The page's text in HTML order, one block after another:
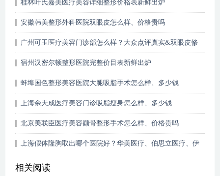
桂林叶氏嘉美医疗美容详细整形价格表新鲜出炉
安徽韩美整形外科医院双眼皮怎么样、价格贵吗
广州可玉医疗美容门诊部怎么样？大众点评真实&双眼皮修
宿州汉密尔顿整形医院完整价目表新鲜出炉
蚌埠国色整形美容医院大腿吸脂手术怎么样、多少钱
上海余天成医疗美容门诊吸脂瘦身怎么样、多少钱
北京美联臣医疗美容颧骨整形手术怎么样、价格贵吗
上海假体隆胸取出哪个医院好？华美医疗、伯思立医疗、伊
相关阅读